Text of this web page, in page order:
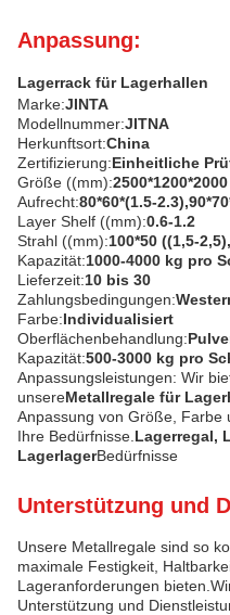
Anpassung:
Lagerrack für Lagerhallen
Marke:JINTA
Modellnummer:JITNA
Herkunftsort:China
Zertifizierung:Einheitliche
Größe ((mm):
Aufrecht:80*60*(1.5-
Layer Shelf ((mm):0.6-1.2
Strahl ((mm):100*50 ((1,5-
Kapazität:1000-4000 kg pro
Lieferzeit:10 bis 30
Zahlungsbedingungen:
Farbe:Individualisiert
Oberflächenbehandlung:
Kapazität:500-3000 kg pro
Anpassungsleistungen: Wir
unsereMetallregale für
Anpassung von Größe, Farbe
Ihre Bedürfnisse. Lagerregal,
LagerlagerBedürfnisse
Unterstützung und
Unsere Metallregale sind so
maximale Festigkeit,
Lageranforderungen
Unterstützung und